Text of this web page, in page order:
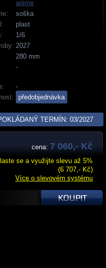
anime
soška
plast
1/6
2027
280 mm
-
-
předobjednávka
TERMÍN: 03/2027
cena: 7 060,- Kč
se a využijte slevu až 5%
(6 707,- Kč)
Více o slevovém systému